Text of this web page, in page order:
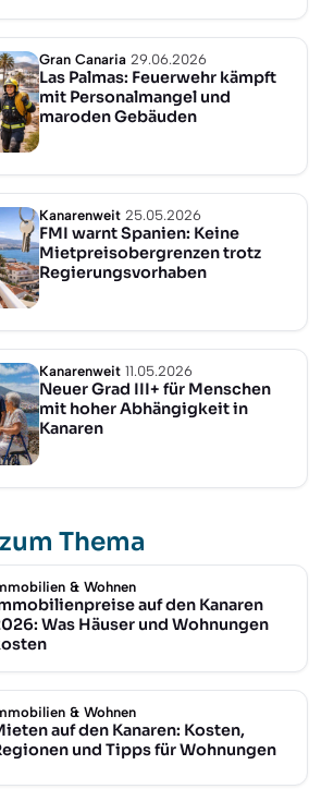
Gran Canaria 29.06.2026
Las Palmas: Feuerwehr kämpft
mit Personalmangel und
maroden Gebäuden
Kanarenweit 25.05.2026
FMI warnt Spanien: Keine
Mietpreisobergrenzen trotz
Regierungsvorhaben
Kanarenweit 11.05.2026
Neuer Grad III+ für Menschen
mit hoher Abhängigkeit in
Kanaren
Thema
& Wohnen
auf den Kanaren
Was Häuser und Wohnungen
& Wohnen
auf den Kanaren: Kosten,
und Tipps für Wohnungen